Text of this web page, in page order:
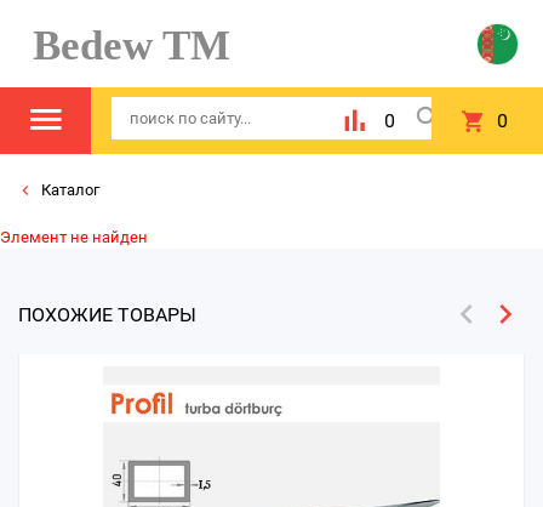
Bedew TM
0 0
Каталог
Элемент не найден
ПОХОЖИЕ ТОВАРЫ